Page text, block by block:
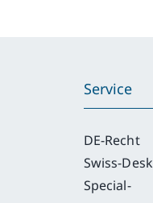
Service
DE-Recht
Swiss-Desk
Special-